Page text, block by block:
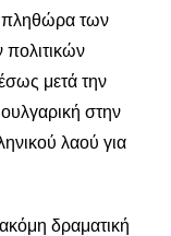
πληθώρα των
μετά την
στην
λαού για
δραματική